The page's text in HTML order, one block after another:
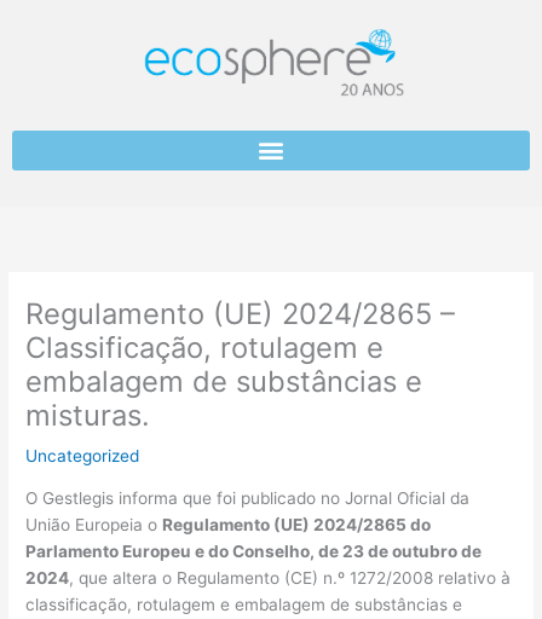
Regulamento (UE) 2024/2865 –
Classificação, rotulagem e
embalagem de substâncias e
misturas.
Uncategorized
O Gestlegis informa que foi publicado no Jornal Oficial da
União Europeia o Regulamento (UE) 2024/2865do
Parlamento Europeu e do Conselho, de 23 de outubro de
2024, que altera o Regulamento (CE) n.º 1272/2008 relativo à
classificação, rotulagem e embalagem de substâncias e